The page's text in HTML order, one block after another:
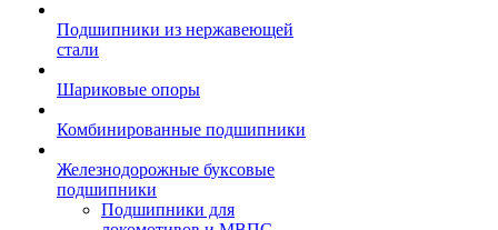
Подшипники из нержавеющей
стали
Шариковые опоры
Комбинированные подшипники
Железнодорожные буксовые
подшипники
Подшипники для